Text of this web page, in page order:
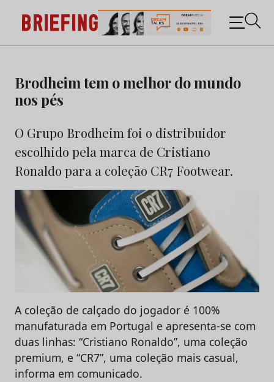
content
Briefing: Todas as notícias sobre os negócios do
Marketing e da Publicidade
Brodheim tem o melhor do mundo
nos pés
O Grupo Brodheim foi o distribuidor
escolhido pela marca de Cristiano
Ronaldo para a coleção CR7 Footwear.
A coleção de calçado do jogador é 100%
manufaturada em Portugal e apresenta-se com
duas linhas: “Cristiano Ronaldo”, uma coleção
premium, e “CR7”, uma coleção mais casual,
informa em comunicado.